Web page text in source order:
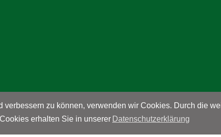
zu können, verwenden wir Cookies. Durch die
erhalten Sie in unserer Datenschutzerklärung